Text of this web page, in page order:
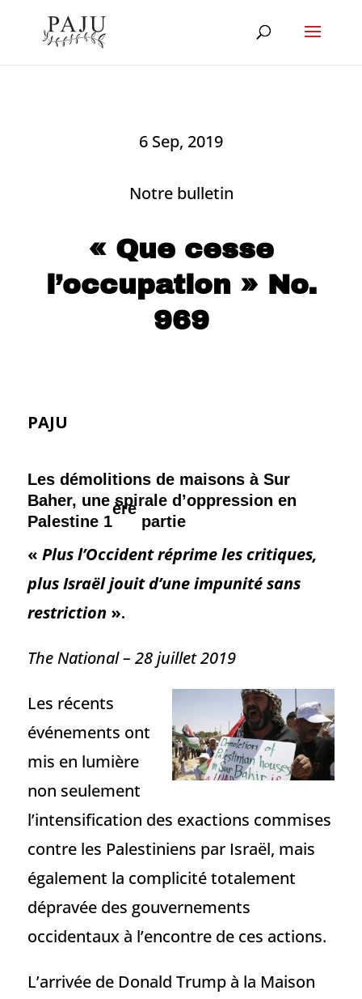
6 Sep, 2019
Notre bulletin
« Que cesse
l’occupation » No.
969
PAJU
Les démolitions de maisons à Sur
Baher, une spirale d’oppression en
Palestine 1
ère
partie
« Plus l’Occident réprime les critiques,
plus Israël jouit d’une impunité sans
restriction ».
The National – 28 juillet 2019
Les récents
événements ont
mis en lumière
non seulement
l’intensification des exactions commises
contre les Palestiniens par Israël, mais
également la complicité totalement
dépravée des gouvernements
occidentaux à l’encontre de ces actions.
L’arrivée de Donald Trump à la Maison